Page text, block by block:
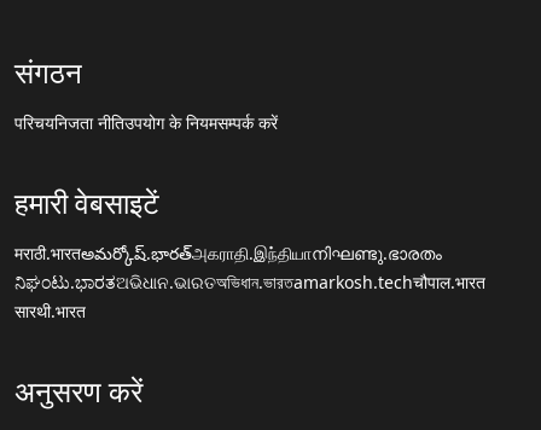
संगठन
परिचयनिजता नीतिउपयोग के नियमसम्पर्क करें
हमारी वेबसाइटें
मराठी.भारतఅమర్కోష్.భారత్அகராதி.இந்தியாനിഘണ്ടു.ഭാരതം
ನಿಘಂಟು.ಭಾರತଅଭିଧାନ.ଭାରତঅভিধান.ভারতamarkosh.techचौपाल.भारत
सारथी.भारत
अनुसरण करें